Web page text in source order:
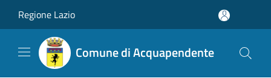
Regione Lazio
Comune di Acquapendente